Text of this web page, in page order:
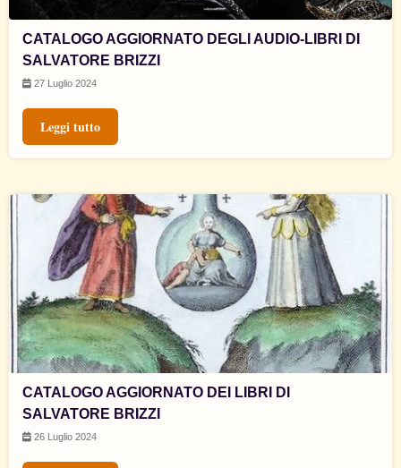
CATALOGO AGGIORNATO DEGLI AUDIO-LIBRI DI
SALVATORE BRIZZI
27 Luglio 2024
Leggi tutto
CATALOGO AGGIORNATO DEI LIBRI DI
SALVATORE BRIZZI
26 Luglio 2024